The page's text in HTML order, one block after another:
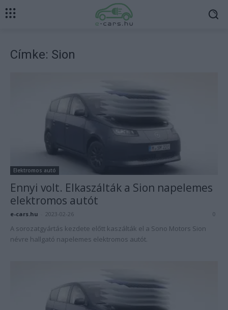
Címke: Sion
Elektromos autó
Ennyi volt. Elkaszálták a Sion napelemes
elektromos autót
e-cars.hu 2023-02-26 0
A sorozatgyártás kezdete előtt kaszálták el a Sono Motors Sion
névre hallgató napelemes elektromos autót.